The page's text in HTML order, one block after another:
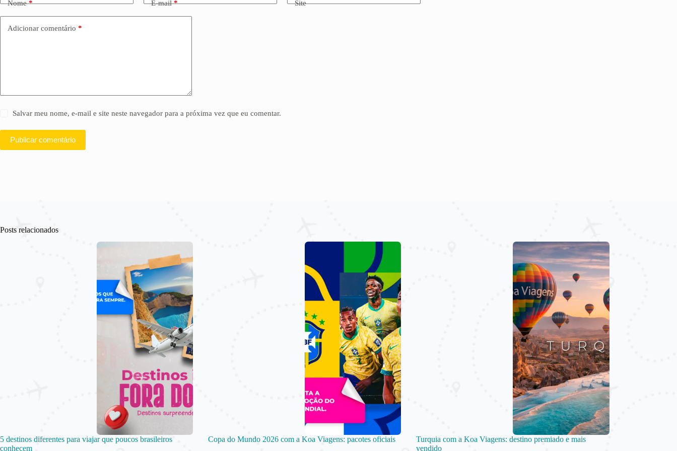
Nome* E-mail* Site
Adicionar comentário *
Salvar meu nome, e-mail e site neste navegador para a próxima vez que eu comentar.
Publicar comentário
e
Posts relacionados
5 destinos diferentes para viajar que poucos brasileiros
conhecem
Copa do Mundo 2026 com a Koa Viagens: pacotes oficiais
Turquia com a Koa Viagens: destino premiado e mais
vendido